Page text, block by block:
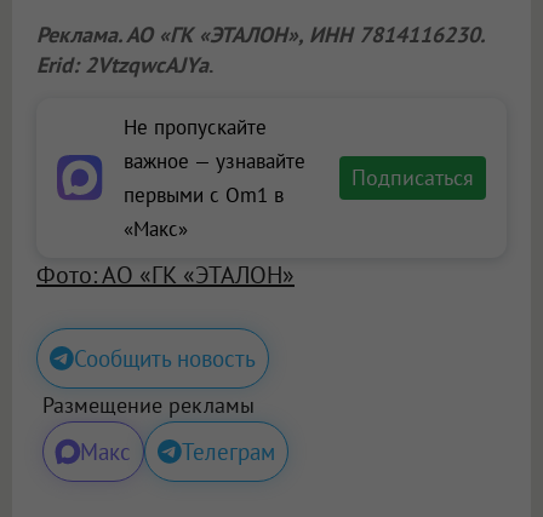
Реклама. АО «ГК «ЭТАЛОН», ИНН 7814116230.
Erid: 2VtzqwcAJYa.
Не пропускайте
важное — узнавайте
первыми с Om1 в
«Макс»
Подписаться
Фото: АО «ГК «ЭТАЛОН»
Сообщить новость
Размещение рекламы
Макс Телеграм